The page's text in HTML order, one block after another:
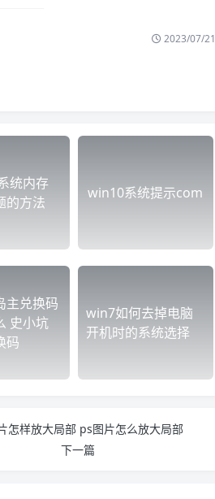
2023/07/21
统内存
的方法
win10系统提示com
主兑换码
史小坑
码
win7如何去掉电脑
开机时的系统选择
怎样放大局部 ps图片怎么放大局部
下一篇